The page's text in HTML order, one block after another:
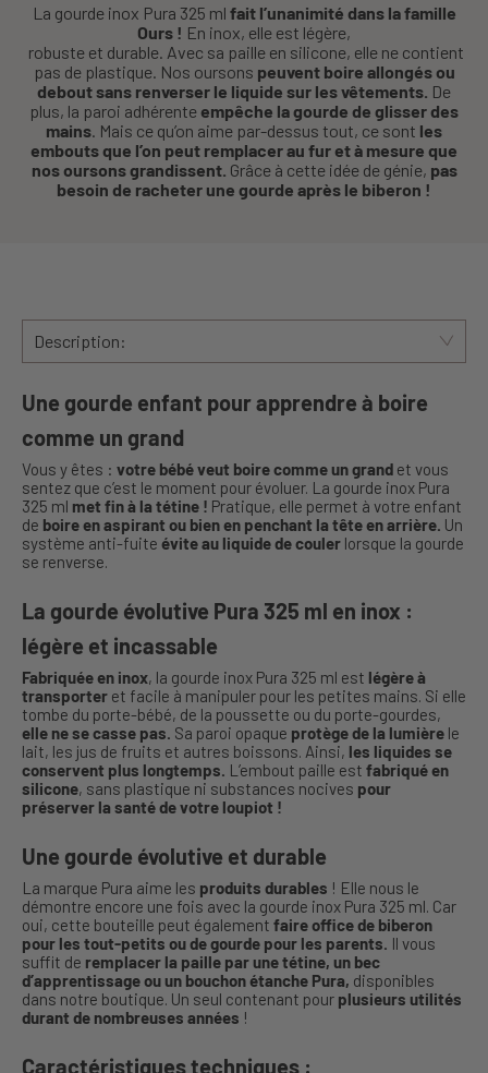
La gourde inox Pura 325 ml fait l’unanimité dans la famille
Ours ! En inox, elle est légère,
robuste et durable. Avec sa paille en silicone, elle ne contient
pas de plastique. Nos oursons peuvent boire allongés ou
debout sans renverser le liquide sur les vêtements. De
plus, la paroi adhérente empêche la gourde de glisser des
mains. Mais ce qu’on aime par-dessus tout, ce sont les
embouts que l’on peut remplacer au fur et à mesure que
nos oursons grandissent. Grâce à cette idée de génie, pas
besoin de racheter une gourde après le biberon !
Description:
Une gourde enfant pour apprendre à boire
comme un grand
Vous y êtes : votre bébé veut boire comme un grand et vous
sentez que c’est le moment pour évoluer. La gourde inox Pura
325 ml met fin à la tétine ! Pratique, elle permet à votre enfant
de boire en aspirant ou bien en penchant la tête en arrière. Un
système anti-fuite évite au liquide de couler lorsque la gourde
se renverse.
La gourde évolutive Pura 325 ml en inox :
légère et incassable
Fabriquée en inox, la gourde inox Pura 325 ml est légère à
transporter et facile à manipuler pour les petites mains. Si elle
tombe du porte-bébé, de la poussette ou du porte-gourdes,
elle ne se casse pas. Sa paroi opaque protège de la lumière le
lait, les jus de fruits et autres boissons. Ainsi, les liquides se
conservent plus longtemps. L’embout paille est fabriqué en
silicone, sans plastique ni substances nocives pour
préserver la santé de votre loupiot !
Une gourde évolutive et durable
La marque Pura aime les produits durables ! Elle nous le
démontre encore une fois avec la gourde inox Pura 325 ml. Car
oui, cette bouteille peut également faire office de biberon
pour les tout-petits ou de gourde pour les parents. Il vous
suffit de remplacer la paille par une tétine, un bec
d’apprentissage ou un bouchon étanche Pura, disponibles
dans notre boutique. Un seul contenant pour plusieurs utilités
durant de nombreuses années !
Caractéristiques techniques :